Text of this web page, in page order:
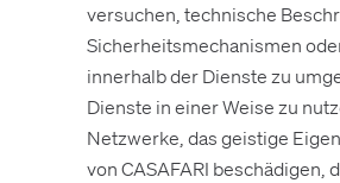
versuchen, technische
Sicherheitsmechanismen
innerhalb der Dienste zu
Dienste in einer Weise zu
Netzwerke, das geistige
von CASAFARI beschädigen,